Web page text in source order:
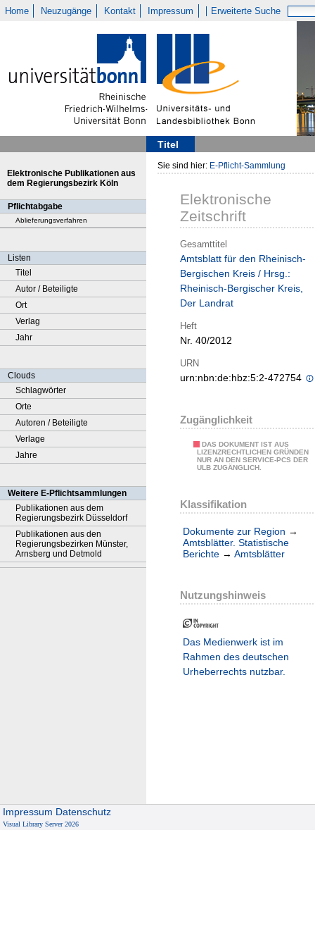
Home Neuzugänge Kontakt Impressum Erweiterte Suche
Titel
Elektronische Publikationen aus
dem Regierungsbezirk Köln
Pflichtabgabe
Ablieferungsverfahren
Listen
Titel
Autor / Beteiligte
Ort
Verlag
Jahr
Clouds
Schlagwörter
Orte
Autoren / Beteiligte
Verlage
Jahre
Weitere E-Pflichtsammlungen
Publikationen aus dem
Regierungsbezirk Düsseldorf
Publikationen aus den
Regierungsbezirken Münster,
Arnsberg und Detmold
Sie sind hier: E-Pflicht-Sammlung
Elektronische
Zeitschrift
Gesamttitel
Amtsblatt für den Rheinisch-
Bergischen Kreis / Hrsg.:
Rheinisch-Bergischer Kreis,
Der Landrat
Heft
Nr. 40/2012
URN
urn:nbn:de:hbz:5:2-472754
Zugänglichkeit
DAS DOKUMENT IST AUS
LIZENZRECHTLICHEN GRÜNDEN
NUR AN DEN SERVICE-PCS DER
ULB ZUGÄNGLICH.
Klassifikation
Dokumente zur Region →
Amtsblätter. Statistische
Berichte → Amtsblätter
Nutzungshinweis
Das Medienwerk ist im
Rahmen des deutschen
Urheberrechts nutzbar.
Impressum Datenschutz
Visual Library Server 2026